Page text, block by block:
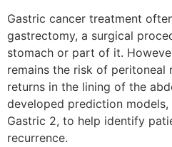
Gastric cancer treatment
gastrectomy, a surgical
stomach or part of it.
remains the risk of peritoneal
returns in the lining of the
developed prediction models,
Gastric 2, to help identify
recurrence.